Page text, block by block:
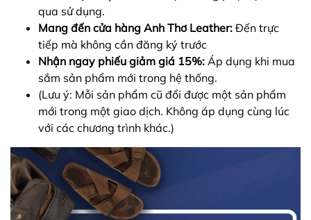
qua sử dụng.
Mang đến cửa hàng Anh Thơ Leather: Đến trực
tiếp mà không cần đăng ký trước
Nhận ngay phiếu giảm giá 15%: Áp dụng khi mua
sắm sản phẩm mới trong hệ thống.
(Lưu ý: Mỗi sản phẩm cũ đổi được một sản phẩm
mới trong một giao dịch. Không áp dụng cùng lúc
với các chương trình khác.)